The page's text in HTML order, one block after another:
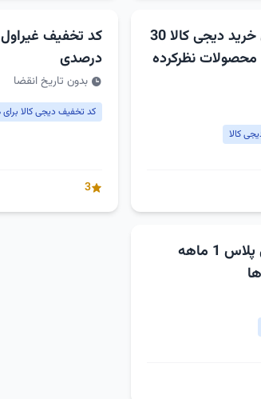
کد تخفیف اولین خرید دیجی کالا 30
محصولات نظرکرده
کالا
درصدی
بدون تاریخ انقضا
کد تخفیف دیجی کالا برای
3
کد تخفیف دیجی پلاس 1 ماهه